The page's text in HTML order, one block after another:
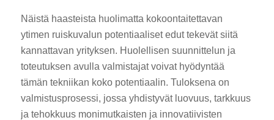
Näistä haasteista huolimatta kokoontaitettavan
ytimen ruiskuvalun potentiaaliset edut tekevät siitä
kannattavan yrityksen. Huolellisen suunnittelun ja
toteutuksen avulla valmistajat voivat hyödyntää
tämän tekniikan koko potentiaalin. Tuloksena on
valmistusprosessi, jossa yhdistyvät luovuus, tarkkuus
ja tehokkuus monimutkaisten ja innovatiivisten